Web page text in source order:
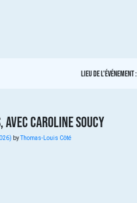
Lieu de l'événement :
Caroline Soucy
by Thomas-Louis Côté